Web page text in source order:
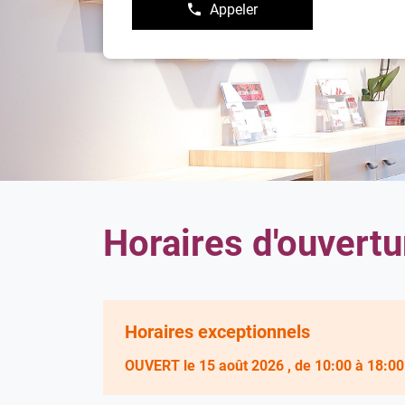
Appeler
Afficher
le
de
téléphone
du
point
de
vente
Damart
Valence
Horaires
Horaires exceptionnels
OUVERT le 15 août 2026 , de 10:00 à 18:00